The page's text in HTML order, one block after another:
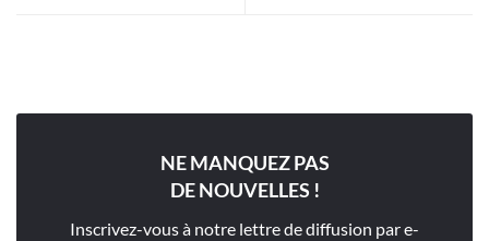
NE MANQUEZ PAS
DE NOUVELLES !
Inscrivez-vous à notre lettre de diffusion par e-